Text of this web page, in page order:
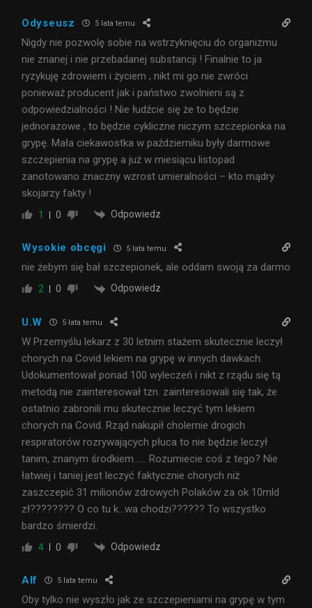
Odyseusz 5 lata temu
Nigdy nie pozwolę sobie na wstrzyknięciu do organizmu
nie znanej i nie przebadanej substancji ! Finalnie to ja
ryzykuję zdrowiem i życiem , nikt mi go nie zwróci
ponieważ producent jak i państwo zwolnieni są z
odpowiedzialności ! Nie łudźcie się że to będzie
jednorazowe , to będzie cykliczne niczym szczepionka na
grypę. Mała ciekawostka w październiku były darmowe
szczepienia na grypę a już w miesiącu listopad
zanotowano znaczny wzrost umieralności – kto mądry
skojarzy fakty !
1 0 Odpowiedz
Wysokie obcęgi 5 lata temu
nie żebym się bał szczepionek, ale oddam swoją za darmo
2 0 Odpowiedz
U.W 5 lata temu
W Przemyślu lekarz z 30 letnim stażem skutecznie leczył
chorych na Covid lekiem na grypę w innych dawkach.
Udokumentował ponad 100 wyleczeń i nikt z rządu się tą
metodą nie zainteresował tzn. zainteresowali się tak, że
ostatnio zabronili mu skutecznie leczyć tym lekiem
chorych na Covid. Rząd nakupił cholernie drogich
respiratorów rozrywających płuca to nie będzie leczył
tanim, znanym środkiem…… Rozumiecie coś z tego? Nie
łatwiej i taniej jest leczyć faktycznie chorych niż
zaszczepić 31 milionów zdrowych Polaków za ok 10mld
zł???????? O co tu k…wa chodzi?????? To wszystko
bardzo śmierdzi.
4 0 Odpowiedz
Alf 5 lata temu
Oby tylko nie wyszło jak ze szczepieniami na grypę w tym